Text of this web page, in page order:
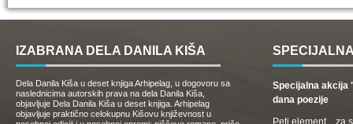
IZABRANA DELA DANILA KIŠA
Dela Danila Kiša u deset knjiga Arhipelag, u dogovoru sa
naslednicima autorskih prava na dela Danila Kiša,
objavljuje Dela Danila Kiša u deset knjiga. Arhipelag
objavljuje praktično celokupnu Kišovu književnost u
Specijalna akcija
dana poezije
Peti element... za